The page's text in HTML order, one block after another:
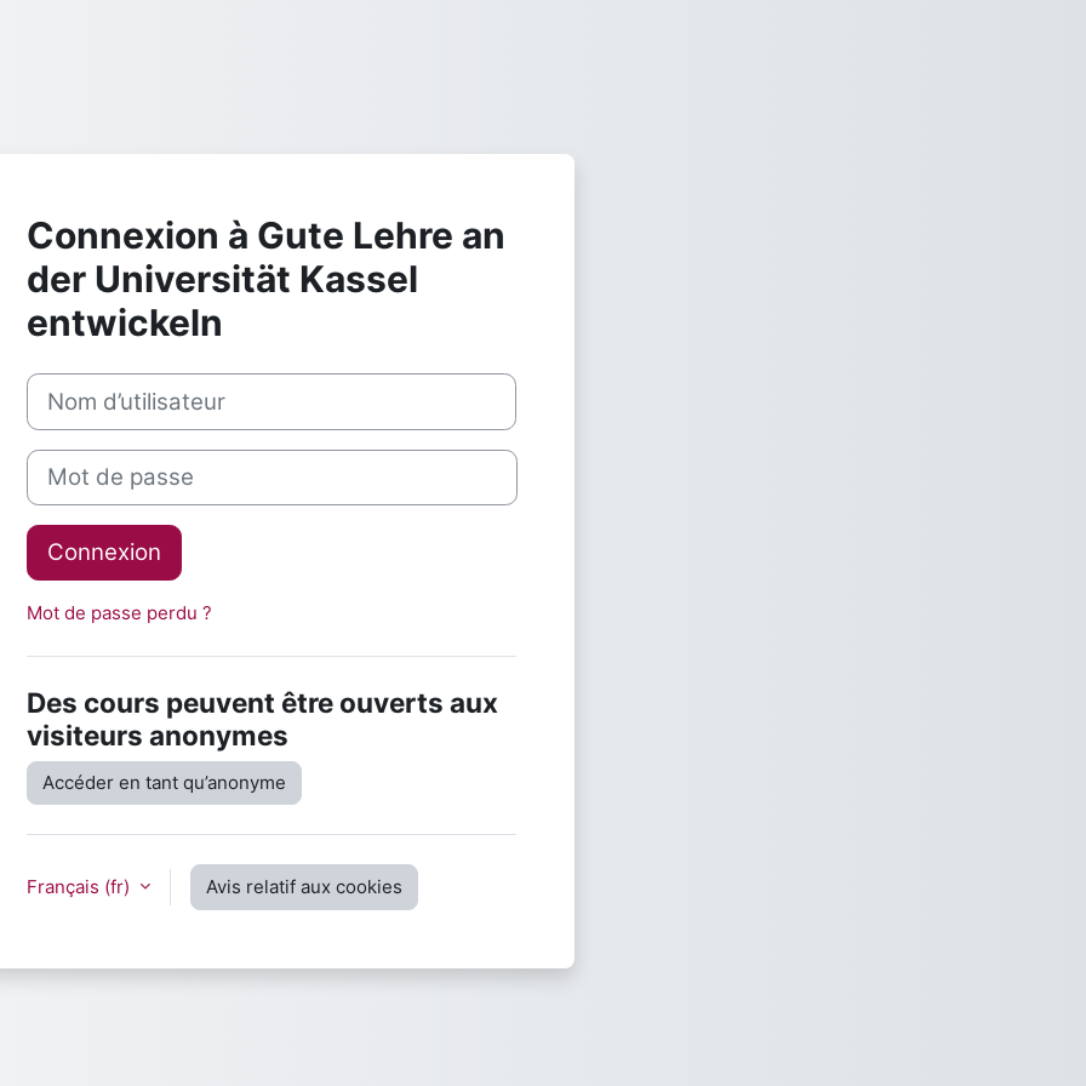
Connexion à Gute Lehre an
der Universität Kassel
entwickeln
Nom d’utilisateur
Mot de passe
Connexion
Mot de passe perdu ?
Des cours peuvent être ouverts aux
visiteurs anonymes
Accéder en tant qu’anonyme
Français ‎(fr)‎ Avis relatif aux cookies